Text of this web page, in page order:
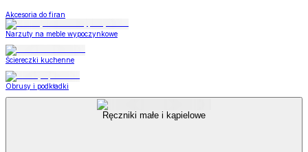
Akcesoria do firan
Narzuty na meble wypoczynkowe
Ściereczki kuchenne
Obrusy i podkładki
Ręczniki małe i kąpielowe